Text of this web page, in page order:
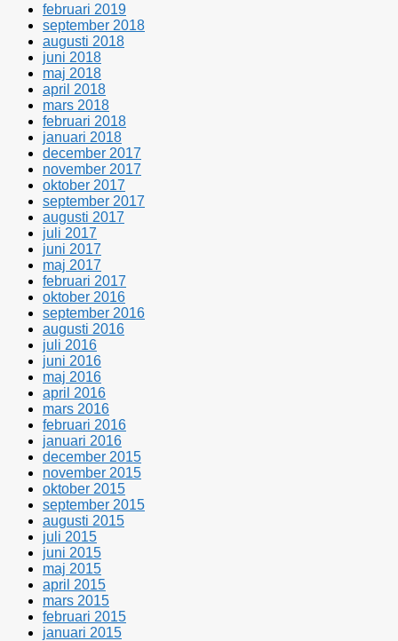
februari 2019
september 2018
augusti 2018
juni 2018
maj 2018
april 2018
mars 2018
februari 2018
januari 2018
december 2017
november 2017
oktober 2017
september 2017
augusti 2017
juli 2017
juni 2017
maj 2017
februari 2017
oktober 2016
september 2016
augusti 2016
juli 2016
juni 2016
maj 2016
april 2016
mars 2016
februari 2016
januari 2016
december 2015
november 2015
oktober 2015
september 2015
augusti 2015
juli 2015
juni 2015
maj 2015
april 2015
mars 2015
februari 2015
januari 2015